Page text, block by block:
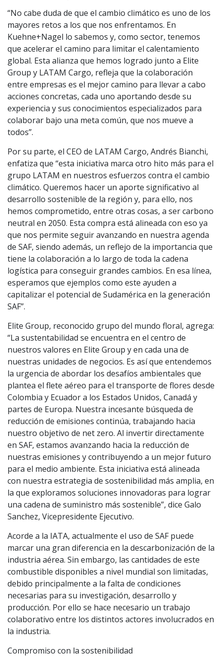
“No cabe duda de que el cambio climático es uno de los
mayores retos a los que nos enfrentamos. En
Kuehne+Nagel lo sabemos y, como sector, tenemos
que acelerar el camino para limitar el calentamiento
global. Esta alianza que hemos logrado junto a Elite
Group y LATAM Cargo, refleja que la colaboración
entre empresas es el mejor camino para llevar a cabo
acciones concretas, cada uno aportando desde su
experiencia y sus conocimientos especializados para
colaborar bajo una meta común, que nos mueve a
todos”.
Por su parte, el CEO de LATAM Cargo, Andrés Bianchi,
enfatiza que “esta iniciativa marca otro hito más para el
grupo LATAM en nuestros esfuerzos contra el cambio
climático. Queremos hacer un aporte significativo al
desarrollo sostenible de la región y, para ello, nos
hemos comprometido, entre otras cosas, a ser carbono
neutral en 2050. Esta compra está alineada con eso ya
que nos permite seguir avanzando en nuestra agenda
de SAF, siendo además, un reflejo de la importancia que
tiene la colaboración a lo largo de toda la cadena
logística para conseguir grandes cambios. En esa línea,
esperamos que ejemplos como este ayuden a
capitalizar el potencial de Sudamérica en la generación
SAF”.
Elite Group, reconocido grupo del mundo floral, agrega:
“La sustentabilidad se encuentra en el centro de
nuestros valores en Elite Group y en cada una de
nuestras unidades de negocios. Es así que entendemos
la urgencia de abordar los desafíos ambientales que
plantea el flete aéreo para el transporte de flores desde
Colombia y Ecuador a los Estados Unidos, Canadá y
partes de Europa. Nuestra incesante búsqueda de
reducción de emisiones continúa, trabajando hacia
nuestro objetivo de net zero. Al invertir directamente
en SAF, estamos avanzando hacia la reducción de
nuestras emisiones y contribuyendo a un mejor futuro
para el medio ambiente. Esta iniciativa está alineada
con nuestra estrategia de sostenibilidad más amplia, en
la que exploramos soluciones innovadoras para lograr
una cadena de suministro más sostenible”, dice Galo
Sanchez, Vicepresidente Ejecutivo.
Acorde a la IATA, actualmente el uso de SAF puede
marcar una gran diferencia en la descarbonización de la
industria aérea. Sin embargo, las cantidades de este
combustible disponibles a nivel mundial son limitadas,
debido principalmente a la falta de condiciones
necesarias para su investigación, desarrollo y
producción. Por ello se hace necesario un trabajo
colaborativo entre los distintos actores involucrados en
la industria.
Compromiso con la sostenibilidad